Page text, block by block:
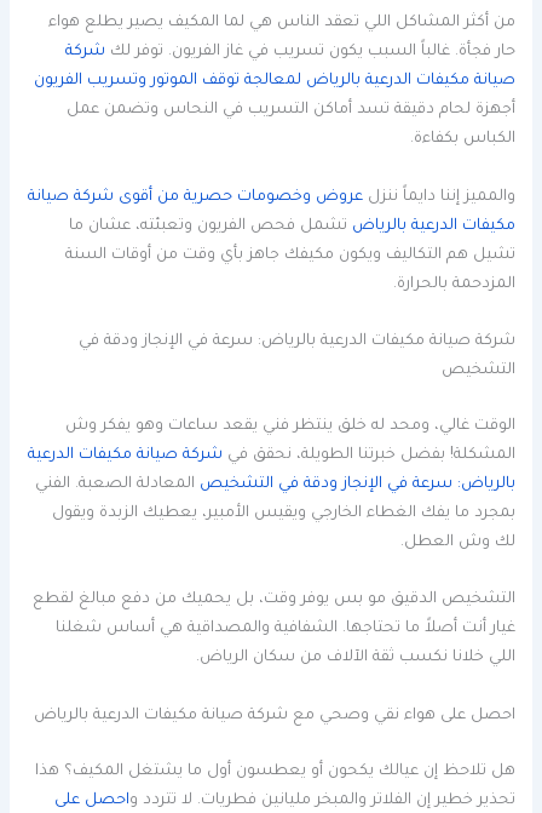
من أكثر المشاكل اللي تعقد الناس هي لما المكيف يصير يطلع هواء
حار فجأة. غالباً السبب يكون تسريب في غاز الفريون. توفر لك شركة
صيانة مكيفات الدرعية بالرياض لمعالجة توقف الموتور وتسريب الفريون
أجهزة لحام دقيقة تسد أماكن التسريب في النحاس وتضمن عمل
الكباس بكفاءة.
والمميز إننا دايماً ننزلعروض وخصومات حصرية من أقوى شركة صيانة
مكيفات الدرعية بالرياض تشمل فحص الفريون وتعبئته، عشان ما
تشيل هم التكاليف ويكون مكيفك جاهز بأي وقت من أوقات السنة
المزدحمة بالحرارة.
شركة صيانة مكيفات الدرعية بالرياض: سرعة في الإنجاز ودقة في
التشخيص
الوقت غالي، ومحد له خلق ينتظر فني يقعد ساعات وهو يفكر وش
المشكلة! بفضل خبرتنا الطويلة، نحقق في شركة صيانة مكيفات الدرعية
بالرياض: سرعة في الإنجاز ودقة في التشخيص المعادلة الصعبة. الفني
بمجرد ما يفك الغطاء الخارجي ويقيس الأمبير، يعطيك الزبدة ويقول
لك وش العطل.
التشخيص الدقيق مو بس يوفر وقت، بل يحميك من دفع مبالغ لقطع
غيار أنت أصلاً ما تحتاجها. الشفافية والمصداقية هي أساس شغلنا
اللي خلانا نكسب ثقة الآلاف من سكان الرياض.
احصل على هواء نقي وصحي مع شركة صيانة مكيفات الدرعية بالرياض
هل تلاحظ إن عيالك يكحون أو يعطسون أول ما يشتغل المكيف؟ هذا
تحذير خطير إن الفلاتر والمبخر مليانين فطريات. لا تتردد واحصل على